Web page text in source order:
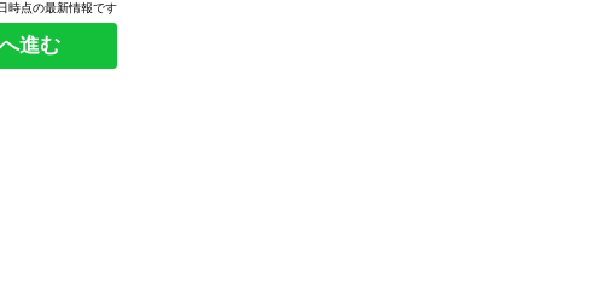
点の最新情報です
進む